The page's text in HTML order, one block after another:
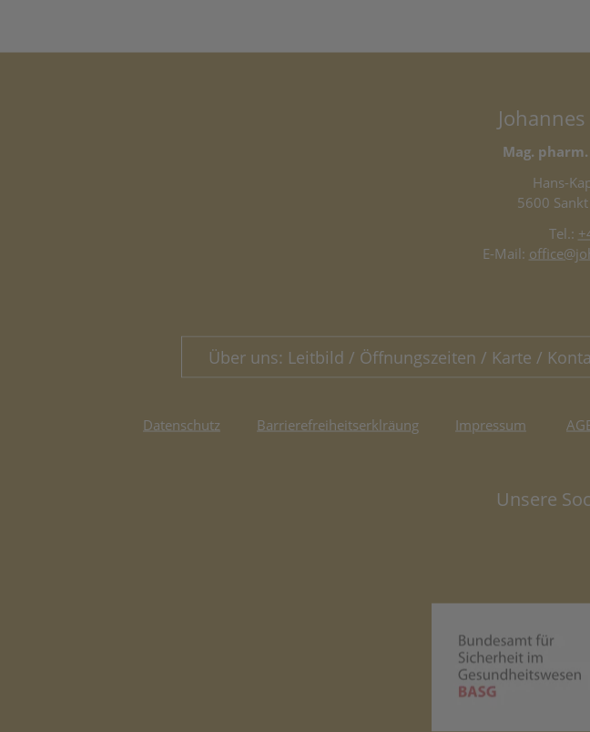
Mag.
Hans-
5600
Tel.:
E-Mail:
Über uns: Leitbild / Öffnungszeiten / Karte /
Datenschutz Barrierefreiheitserklräung Impressum
Unsere